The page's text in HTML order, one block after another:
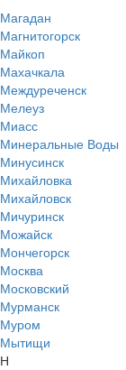
Магадан
Магнитогорск
Майкоп
Махачкала
Междуреченск
Мелеуз
Миасс
Минеральные Воды
Минусинск
Михайловка
Михайловск
Мичуринск
Можайск
Мончегорск
Москва
Московский
Мурманск
Муром
Мытищи
Н